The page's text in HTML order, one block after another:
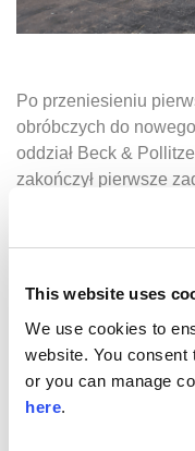
This website uses
We use cookies to
website. You
or you can manage
here.
Po przeniesieniu
obróbczych do
oddział Beck &
zakończył pierwsze
ekspertów ds.
Likwidacja
połączeń
Pakowanie i
Montaż maszyn i